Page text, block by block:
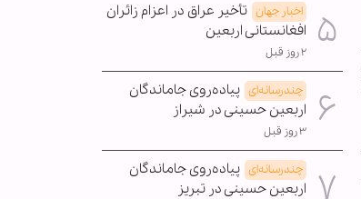
اخبار جهان تأخیر عراق در اعزام زائران
افغانستانی اربعین
۲ روز قبل
چندرسانه‌ای پیاده‌روی جاماندگان
اربعین حسینی در شیراز
۳ روز قبل
چندرسانه‌ای پیاده‌روی جاماندگان
اربعین حسینی در تبریز